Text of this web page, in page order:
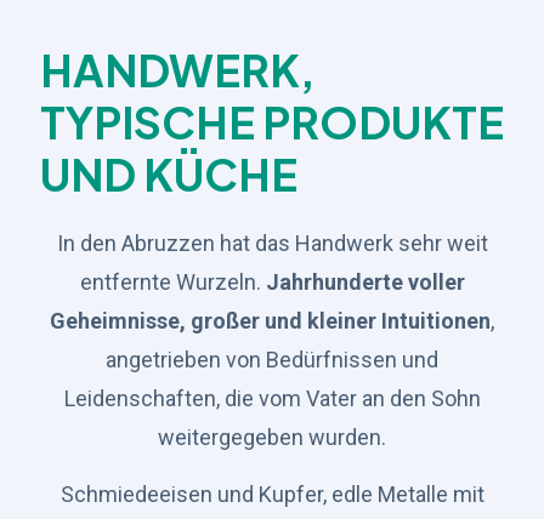
HANDWERK,
TYPISCHE PRODUKTE
UND KÜCHE
In den Abruzzen hat das Handwerk sehr weit
entfernte Wurzeln. Jahrhunderte voller
Geheimnisse, großer und kleiner Intuitionen,
angetrieben von Bedürfnissen und
Leidenschaften, die vom Vater an den Sohn
weitergegeben wurden.
Schmiedeeisen und Kupfer, edle Metalle mit